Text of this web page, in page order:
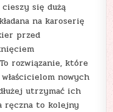
się dużą
na karoserię
przed
rozwiązanie, które
nowych
utrzymać ich
ręczna to kolejny